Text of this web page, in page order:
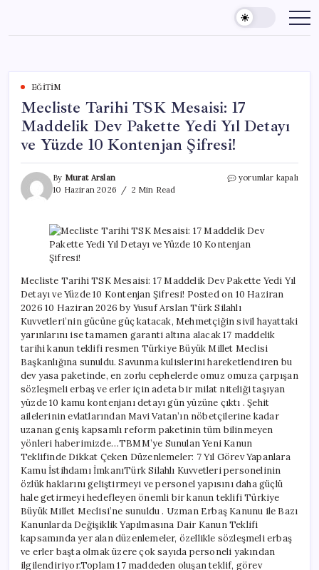
content
EĞITIM
Mecliste Tarihi TSK Mesaisi: 17
Maddelik Dev Pakette Yedi Yıl Detayı
ve Yüzde 10 Kontenjan Şifresi!
By Murat Arslan
10 Haziran 2026
2 Min Read
Mecliste
17
Maddelik
Dev
Yıl
Detayı
ve
Yüzde
10
Kontenjan
Şifresi!
yorumlar kapalı
Mecliste Tarihi TSK Mesaisi: 17 Maddelik Dev Pakette Yedi Yıl
Detayı ve Yüzde 10 Kontenjan Şifresi! Posted on 10 Haziran
2026 10 Haziran 2026 by Yusuf Arslan Türk Silahlı
Kuvvetleri’nin gücüne güç katacak, Mehmetçiğin sivil hayattaki
yarınlarını ise tamamen garanti altına alacak 17 maddelik
tarihi kanun teklifi resmen Türkiye Büyük Millet Meclisi
Başkanlığına sunuldu. Savunma kulislerini hareketlendiren bu
dev yasa paketinde, en zorlu cephelerde omuz omuza çarpışan
sözleşmeli erbaş ve erler için adeta bir milat niteliği taşıyan
yüzde 10 kamu kontenjanı detayı gün yüzüne çıktı . Şehit
ailelerinin evlatlarından Mavi Vatan’ın nöbetçilerine kadar
uzanan geniş kapsamlı reform paketinin tüm bilinmeyen
yönleri haberimizde…TBMM’ye Sunulan Yeni Kanun
Teklifinde Dikkat Çeken Düzenlemeler: 7 Yıl Görev Yapanlara
Kamu İstihdamı İmkanıTürk Silahlı Kuvvetleri personelinin
özlük haklarını geliştirmeyi ve personel yapısını daha güçlü
hale getirmeyi hedefleyen önemli bir kanun teklifi Türkiye
Büyük Millet Meclisi’ne sunuldu . Uzman Erbaş Kanunu ile Bazı
Kanunlarda Değişiklik Yapılmasına Dair Kanun Teklifi
kapsamında yer alan düzenlemeler, özellikle sözleşmeli erbaş
ve erler başta olmak üzere çok sayıda personeli yakından
ilgilendiriyor.Toplam 17 maddeden oluşan teklif, görev